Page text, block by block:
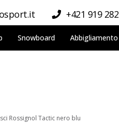
+421 919
Snowboard
Rossignol Tactic nero blu